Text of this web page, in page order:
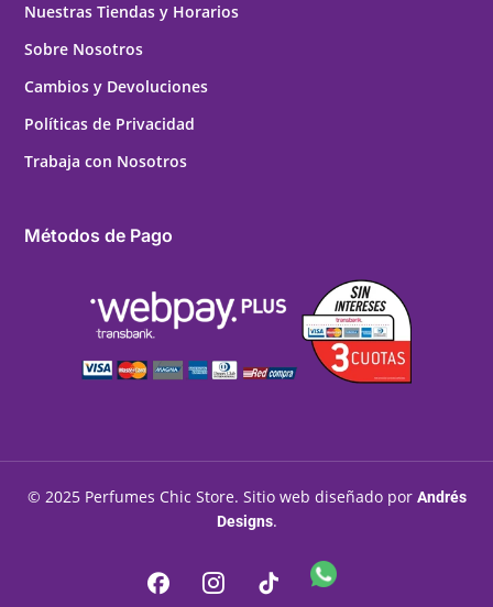
Nuestras Tiendas y Horarios
Sobre Nosotros
Cambios y Devoluciones
Políticas de Privacidad
Trabaja con Nosotros
Métodos de Pago
© 2025 Perfumes Chic Store. Sitio web diseñado por Andrés
Designs.
FacebookInstagram
Tiktok WhatsApp